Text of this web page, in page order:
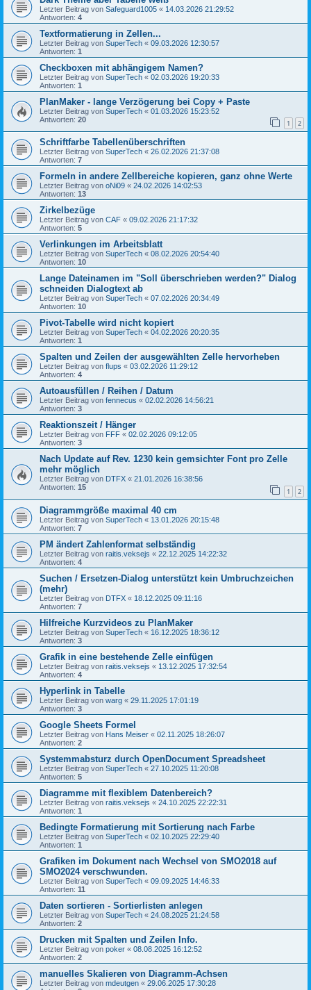
Letzter Beitrag von Safeguard1005 « 14.03.2026 21:29:52
Antworten: 4
Textformatierung in Zellen...
Letzter Beitrag von SuperTech « 09.03.2026 12:30:57
Antworten: 1
Checkboxen mit abhängigem Namen?
Letzter Beitrag von SuperTech « 02.03.2026 19:20:33
Antworten: 1
PlanMaker - lange Verzögerung bei Copy + Paste
Letzter Beitrag von SuperTech « 01.03.2026 15:23:52
Antworten: 20 1 2
Schriftfarbe Tabellenüberschriften
Letzter Beitrag von SuperTech « 26.02.2026 21:37:08
Antworten: 7
Formeln in andere Zellbereiche kopieren, ganz ohne Werte
Letzter Beitrag von oNi09 « 24.02.2026 14:02:53
Antworten: 13
Zirkelbezüge
Letzter Beitrag von CAF « 09.02.2026 21:17:32
Antworten: 5
Verlinkungen im Arbeitsblatt
Letzter Beitrag von SuperTech « 08.02.2026 20:54:40
Antworten: 10
Lange Dateinamen im "Soll überschrieben werden?" Dialog
schneiden Dialogtext ab
Letzter Beitrag von SuperTech « 07.02.2026 20:34:49
Antworten: 10
Pivot-Tabelle wird nicht kopiert
Letzter Beitrag von SuperTech « 04.02.2026 20:20:35
Antworten: 1
Spalten und Zeilen der ausgewählten Zelle hervorheben
Letzter Beitrag von flups « 03.02.2026 11:29:12
Antworten: 4
Autoausfüllen / Reihen / Datum
Letzter Beitrag von fennecus « 02.02.2026 14:56:21
Antworten: 3
Reaktionszeit / Hänger
Letzter Beitrag von FFF « 02.02.2026 09:12:05
Antworten: 3
Nach Update auf Rev. 1230 kein gemsichter Font pro Zelle
mehr möglich
Letzter Beitrag von DTFX « 21.01.2026 16:38:56
Antworten: 15 1 2
Diagrammgröße maximal 40 cm
Letzter Beitrag von SuperTech « 13.01.2026 20:15:48
Antworten: 7
PM ändert Zahlenformat selbständig
Letzter Beitrag von raitis.veksejs « 22.12.2025 14:22:32
Antworten: 4
Suchen / Ersetzen-Dialog unterstützt kein Umbruchzeichen
(mehr)
Letzter Beitrag von DTFX « 18.12.2025 09:11:16
Antworten: 7
Hilfreiche Kurzvideos zu PlanMaker
Letzter Beitrag von SuperTech « 16.12.2025 18:36:12
Antworten: 3
Grafik in eine bestehende Zelle einfügen
Letzter Beitrag von raitis.veksejs « 13.12.2025 17:32:54
Antworten: 4
Hyperlink in Tabelle
Letzter Beitrag von warg « 29.11.2025 17:01:19
Antworten: 3
Google Sheets Formel
Letzter Beitrag von Hans Meiser « 02.11.2025 18:26:07
Antworten: 2
Systemmabsturz durch OpenDocument Spreadsheet
Letzter Beitrag von SuperTech « 27.10.2025 11:20:08
Antworten: 5
Diagramme mit flexiblem Datenbereich?
Letzter Beitrag von raitis.veksejs « 24.10.2025 22:22:31
Antworten: 1
Bedingte Formatierung mit Sortierung nach Farbe
Letzter Beitrag von SuperTech « 02.10.2025 22:29:40
Antworten: 1
Grafiken im Dokument nach Wechsel von SMO2018 auf
SMO2024 verschwunden.
Letzter Beitrag von SuperTech « 09.09.2025 14:46:33
Antworten: 11
Daten sortieren - Sortierlisten anlegen
Letzter Beitrag von SuperTech « 24.08.2025 21:24:58
Antworten: 2
Drucken mit Spalten und Zeilen Info.
Letzter Beitrag von poker « 08.08.2025 16:12:52
Antworten: 2
manuelles Skalieren von Diagramm-Achsen
Letzter Beitrag von mdeutgen « 29.06.2025 17:30:28